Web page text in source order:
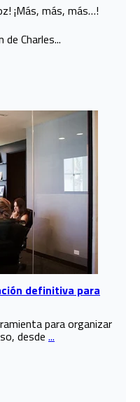
¡Más, más, más…!
Charles...
definitiva para
para organizar
desde ...